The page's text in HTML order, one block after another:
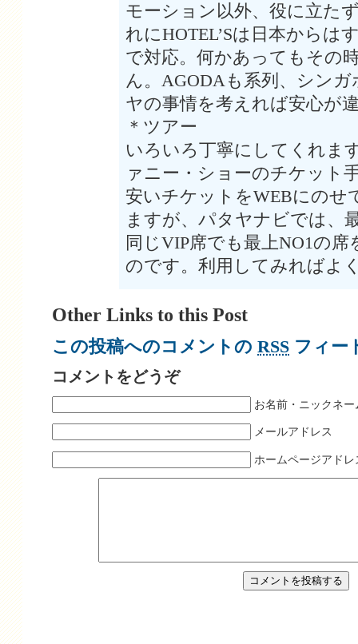
モーション以外、役に立た
れにHOTEL’Sは日本からは
で対応。何かあってもその
ん。AGODAも系列、シン
ヤの事情を考えれば安心が
＊ツアー
いろいろ丁寧にしてくれま
ァニー・ショーのチケット
安いチケットをWEBにのせ
ますが、パタヤナビでは、
同じVIP席でも最上NO1の
のです。利用してみればよ
Other Links to this Post
この投稿へのコメントの RSS フィー
コメントをどうぞ
お名前・ニックネー
メールアドレス
ホームページアドレ